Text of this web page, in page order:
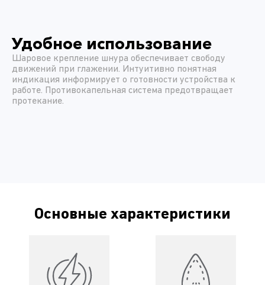
Удобное использование
Шаровое крепление шнура обеспечивает свободу
движений при глажении. Интуитивно понятная
индикация информирует о готовности устройства к
работе. Противокапельная система предотвращает
протекание.
Основные характеристики